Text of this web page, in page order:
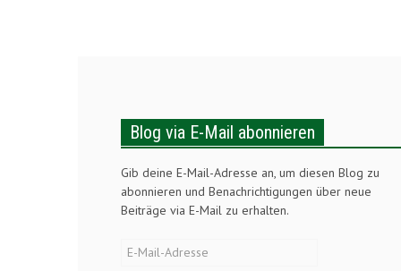
Blog via E-Mail abonnieren
Gib deine E-Mail-Adresse an, um diesen Blog zu
abonnieren und Benachrichtigungen über neue
Beiträge via E-Mail zu erhalten.
E-